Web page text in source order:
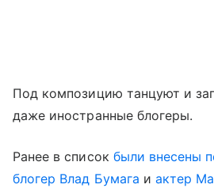
Под композицию танцуют и
даже иностранные блогеры.
Ранее в список были внесены
блогер Влад Бумага иактер